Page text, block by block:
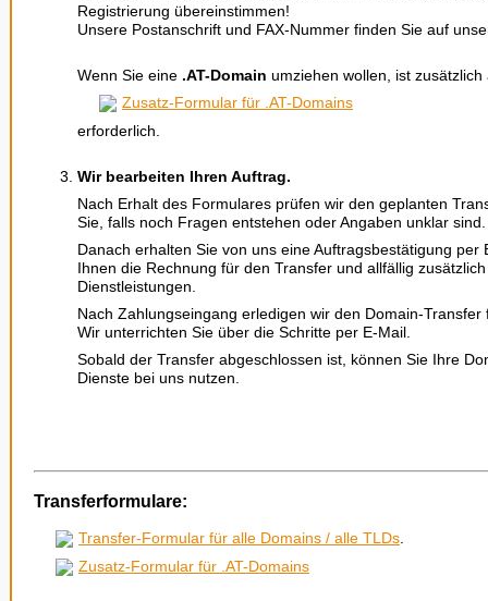
Registrierung übereinstimmen!
Unsere Postanschrift und FAX-Nummer finden Sie auf
Wenn Sie eine .AT-Domain umziehen wollen, ist
Zusatz-Formular für .AT-Domains
erforderlich.
Wir bearbeiten Ihren Auftrag.
Nach Erhalt des Formulares prüfen wir den geplanten
Sie, falls noch Fragen entstehen oder Angaben unklar sind.
Danach erhalten Sie von uns eine Auftragsbestätigung per
Ihnen die Rechnung für den Transfer und allfällig
Dienstleistungen.
Nach Zahlungseingang erledigen wir den Domain-Transfer
Wir unterrichten Sie über die Schritte per E-Mail.
Sobald der Transfer abgeschlossen ist, können Sie Ihre
Dienste bei uns nutzen.
Transferformulare:
Transfer-Formular für alle Domains / alle TLDs.
Zusatz-Formular für .AT-Domains